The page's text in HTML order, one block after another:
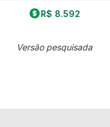
R$ 8.592
Versão pesquisada